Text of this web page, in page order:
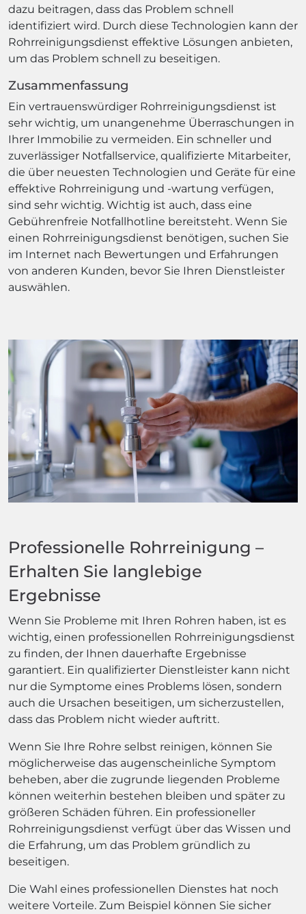
dazu beitragen, dass das Problem schnell
identifiziert wird. Durch diese Technologien kann der
Rohrreinigungsdienst effektive Lösungen anbieten,
um das Problem schnell zu beseitigen.
Zusammenfassung
Ein vertrauenswürdiger Rohrreinigungsdienst ist
sehr wichtig, um unangenehme Überraschungen in
Ihrer Immobilie zu vermeiden. Ein schneller und
zuverlässiger Notfallservice, qualifizierte Mitarbeiter,
die über neuesten Technologien und Geräte für eine
effektive Rohrreinigung und -wartung verfügen,
sind sehr wichtig. Wichtig ist auch, dass eine
Gebührenfreie Notfallhotline bereitsteht. Wenn Sie
einen Rohrreinigungsdienst benötigen, suchen Sie
im Internet nach Bewertungen und Erfahrungen
von anderen Kunden, bevor Sie Ihren Dienstleister
auswählen.
Professionelle Rohrreinigung –
Erhalten Sie langlebige
Ergebnisse
Wenn Sie Probleme mit Ihren Rohren haben, ist es
wichtig, einen professionellen Rohrreinigungsdienst
zu finden, der Ihnen dauerhafte Ergebnisse
garantiert. Ein qualifizierter Dienstleister kann nicht
nur die Symptome eines Problems lösen, sondern
auch die Ursachen beseitigen, um sicherzustellen,
dass das Problem nicht wieder auftritt.
Wenn Sie Ihre Rohre selbst reinigen, können Sie
möglicherweise das augenscheinliche Symptom
beheben, aber die zugrunde liegenden Probleme
können weiterhin bestehen bleiben und später zu
größeren Schäden führen. Ein professioneller
Rohrreinigungsdienst verfügt über das Wissen und
die Erfahrung, um das Problem gründlich zu
beseitigen.
Die Wahl eines professionellen Dienstes hat noch
weitere Vorteile. Zum Beispiel können Sie sicher